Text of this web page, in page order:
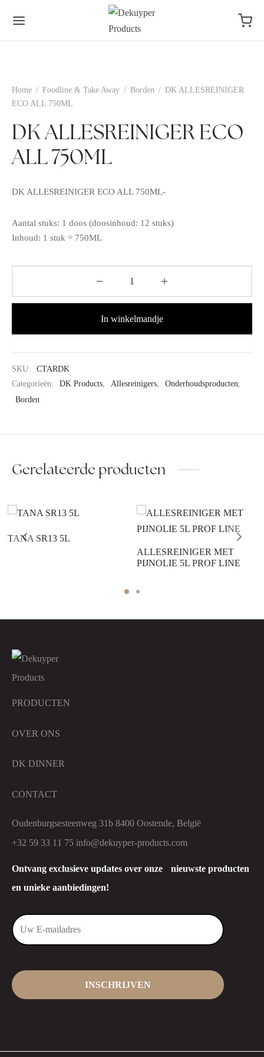
Home / Foodline & Take Away / Borden / DK ALLESREINIGER
ECO ALL 750ML
DK ALLESREINIGER ECO
ALL 750ML
DK ALLESREINIGER ECO ALL 750ML-
Aantal stuks: 1 doos (doosinhoud: 12 stuks)
Inhoud: 1 stuk = 750ML
In winkelmandje
SKU:
CTARDK
Categorieën:
DK Products, Allesreinigers, Onderhoudsproducten,
Borden
Gerelateerde producten
TANA SR13 5L
ALLESREINIGER MET
PIJNOLIE 5L PROF LINE
Ontvang exclusieve updates over onze nieuwste producten
en unieke aanbiedingen!
PRODUCTEN
OVER ONS
DK DINNER
CONTACT
Oudenburgsesteenweg 31b 8400 Oostende, België
+32 59 33 11 75 info@dekuyper-products.com